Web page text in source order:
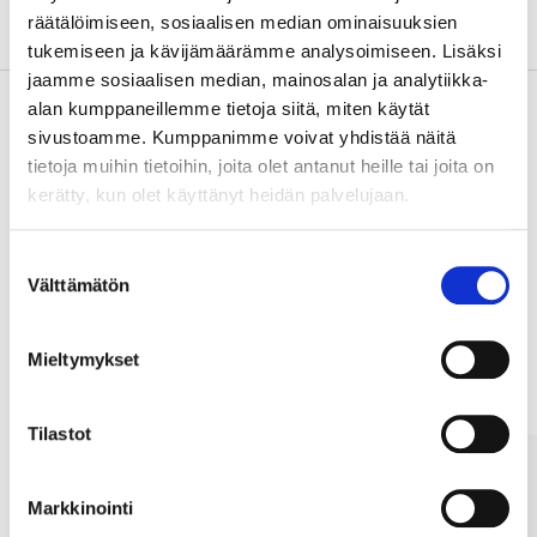
räätälöimiseen, sosiaalisen median ominaisuuksien
tukemiseen ja kävijämäärämme analysoimiseen. Lisäksi
jaamme sosiaalisen median, mainosalan ja analytiikka-
alan kumppaneillemme tietoja siitä, miten käytät
sivustoamme. Kumppanimme voivat yhdistää näitä
tietoja muihin tietoihin, joita olet antanut heille tai joita on
kerätty, kun olet käyttänyt heidän palvelujaan.
valinta
Välttämätön
Mieltymykset
Tilastot
Markkinointi
Tietoa valmistajasta
Osta & Nouda
Osta verkosta ja nouda tavaratalosta jo 2 tunnin kuluttua!
Muut asiakkaat ostivat myös